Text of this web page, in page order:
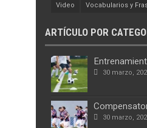
Video Vocabularios y
ARTÍCULO POR
30 marzo,
30 marzo,